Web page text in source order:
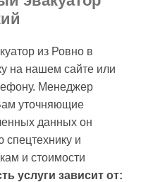
из Ровно в
на нашем сайте или
Менеджер
уточняющие
данных он
и
и стоимости
услуги зависит от: